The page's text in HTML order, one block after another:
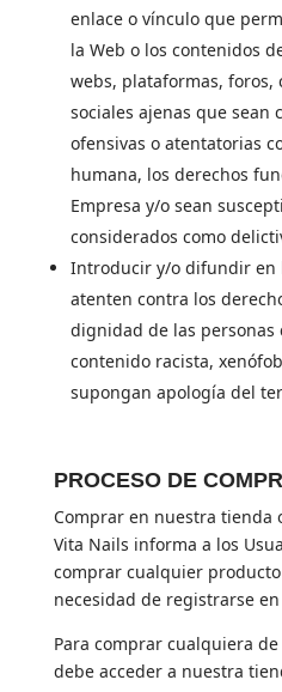
enlace o vínculo que
la Web o los contenidos
webs, plataformas, foros,
sociales ajenas que sean
ofensivas o atentatorias
humana, los derechos
Empresa y/o sean
considerados como
Introducir y/o difundir en
atenten contra los
dignidad de las personas
contenido racista,
supongan apología del
PROCESO DE
Comprar en nuestra tienda
Vita Nails informa a los
comprar cualquier
necesidad de registrarse
Para comprar cualquiera
debe acceder a nuestra